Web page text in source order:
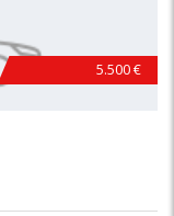
5.500 €